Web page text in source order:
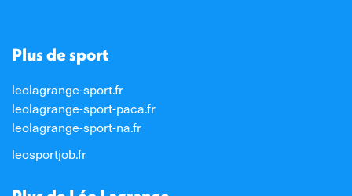
Plus de sport
leolagrange-sport.fr
leolagrange-sport-paca.fr
leolagrange-sport-na.fr
leosportjob.fr